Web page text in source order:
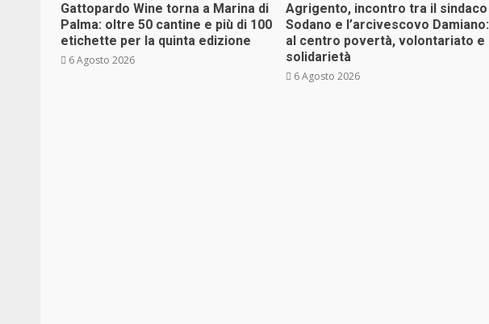
Gattopardo Wine torna a Marina di
Palma: oltre 50 cantine e più di 100
etichette per la quinta edizione
6 Agosto 2026
Agrigento, incontro tra il sindaco
Sodano e l’arcivescovo Damiano:
al centro povertà, volontariato e
solidarietà
6 Agosto 2026